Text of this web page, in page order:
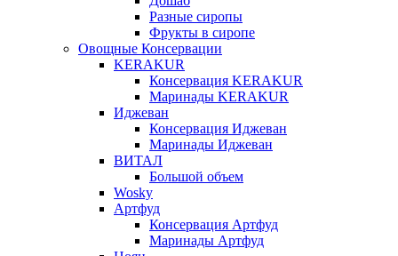
Разные сиропы
Фрукты в сиропе
Овощные Консервации
KERAKUR
Консервация KERAKUR
Маринады KERAKUR
Иджеван
Консервация Иджеван
Маринады Иджеван
ВИТАЛ
Большой объем
Wosky
Артфуд
Консервация Артфуд
Маринады Артфуд